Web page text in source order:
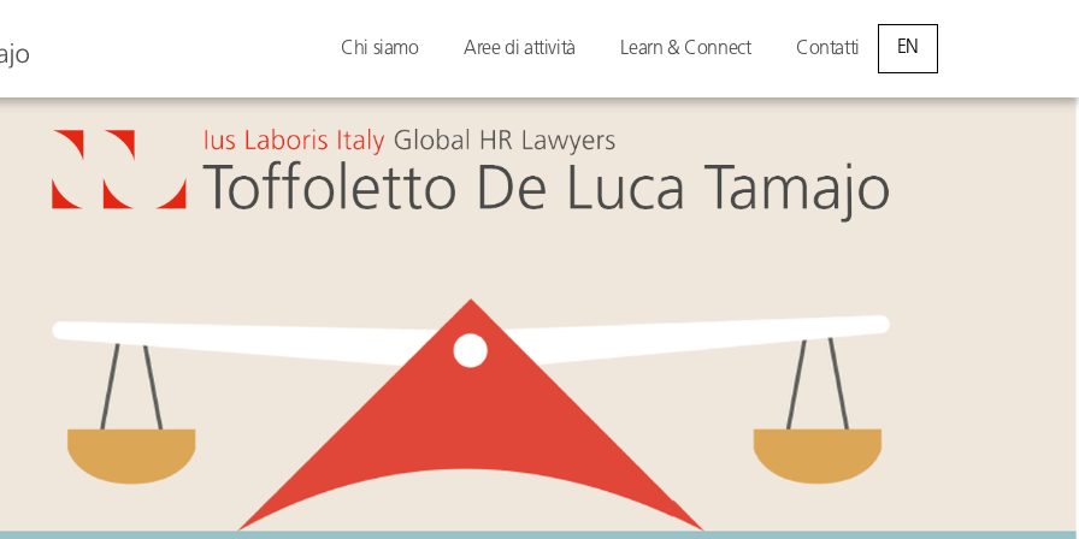
Chi siamo Aree di attività Learn & Connect Contatti EN